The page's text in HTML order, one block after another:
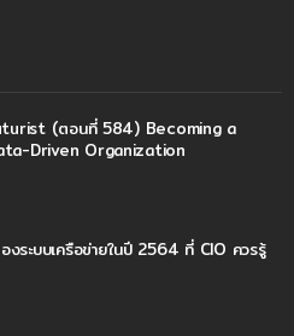
(ตอนที่ 584) Becoming a
Driven Organization
งระบบเครือข่ายในปี 2564 ที่ CIO ควรรู้